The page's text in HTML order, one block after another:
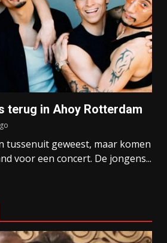
terug in Ahoy Rotterdam
tussenuit geweest, maar komen
voor een concert. De jongens...